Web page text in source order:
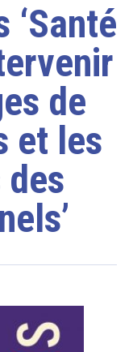
‘Santé
de
et les